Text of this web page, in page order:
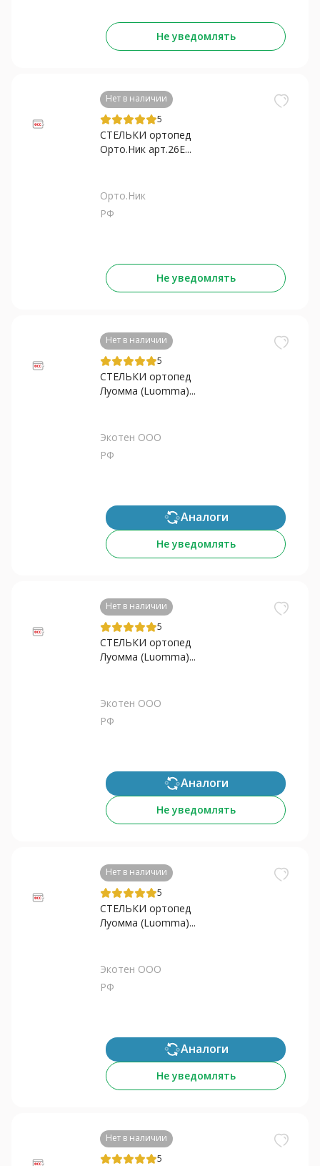
Не уведомлять
Нет в наличии
5
СТЕЛЬКИ ортопед
Орто.Ник арт.26Е...
Орто.Ник
РФ
Не уведомлять
Нет в наличии
5
СТЕЛЬКИ ортопед
Луомма (Luomma)...
Экотен ООО
РФ
Аналоги
Не уведомлять
Нет в наличии
5
СТЕЛЬКИ ортопед
Луомма (Luomma)...
Экотен ООО
РФ
Аналоги
Не уведомлять
Нет в наличии
5
СТЕЛЬКИ ортопед
Луомма (Luomma)...
Экотен ООО
РФ
Аналоги
Не уведомлять
Нет в наличии
5